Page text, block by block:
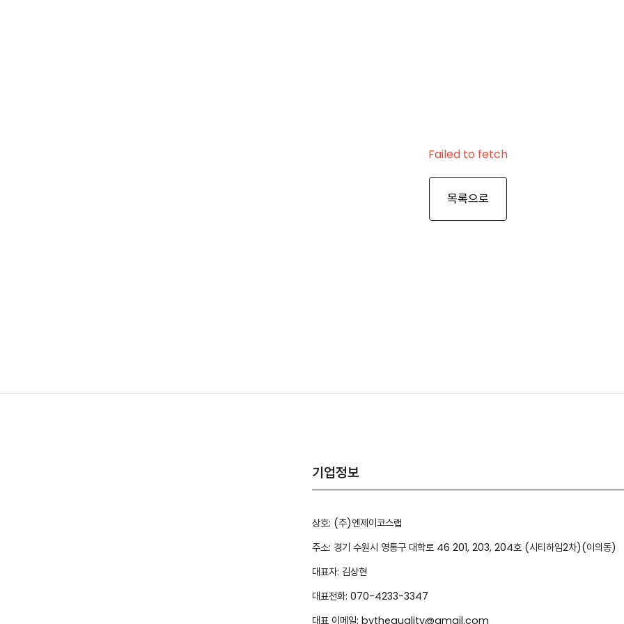
Failed to fetch
목록으로
기업정보
상호: (주)엔제이코스랩
주소: 경기 수원시 영통구 대학로 46 201, 203, 204호 (시티하임2차)(이의동)
대표자: 김상현
대표전화: 070-4233-3347
대표 이메일: bythequality@gmail.com